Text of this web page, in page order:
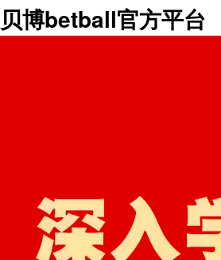
贝博betball官方平台